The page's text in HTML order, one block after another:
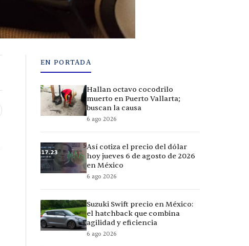
EN PORTADA
Hallan octavo cocodrilo
muerto en Puerto Vallarta;
buscan la causa
6 ago 2026
Así cotiza el precio del dólar
hoy jueves 6 de agosto de 2026
en México
6 ago 2026
Suzuki Swift precio en México:
el hatchback que combina
agilidad y eficiencia
6 ago 2026